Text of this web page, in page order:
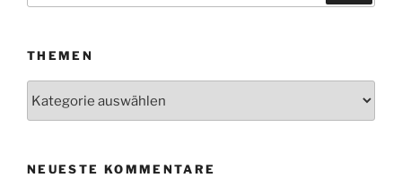
THEMEN
NEUESTE KOMMENTARE